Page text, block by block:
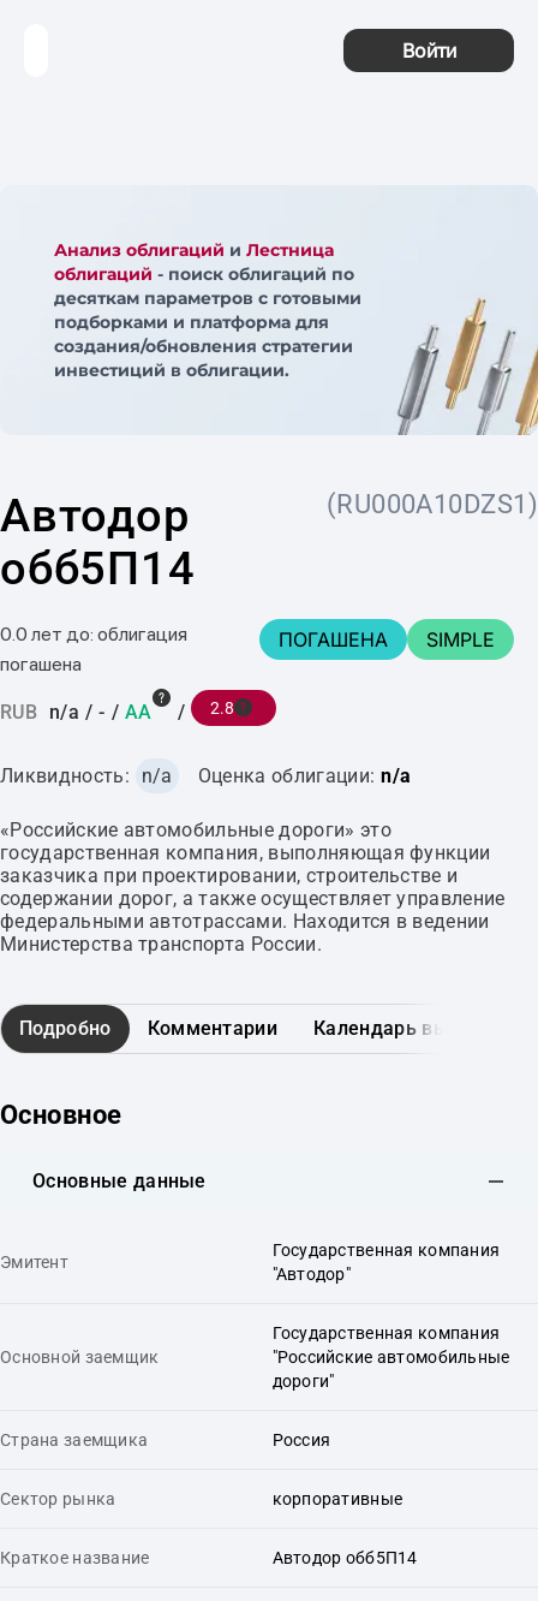
Войти
Анализ облигаций и Лестница
облигаций - поиск облигаций по
десяткам параметров с готовыми
подборками и платформа для
создания/обновления стратегии
инвестиций в облигации.
Автодор
обб5П14
(RU000A10DZS1)
0.0 лет до: облигация
погашена
ПОГАШЕНА SIMPLE
RUB n/a / - / AA / 2.8
Ликвидность: n/a Оценка облигации: n/a
«Российские автомобильные дороги» это
государственная компания, выполняющая функции
заказчика при проектировании, строительстве и
содержании дорог, а также осуществляет управление
федеральными автотрассами. Находится в ведении
Министерства транспорта России.
Подробно Комментарии Календарь выплат
Основное
Основные данные
Эмитент
Государственная компания
"Автодор"
Основной заемщик
Государственная компания
"Российские автомобильные
дороги"
Страна заемщика Россия
Сектор рынка корпоративные
Краткое название Автодор обб5П14